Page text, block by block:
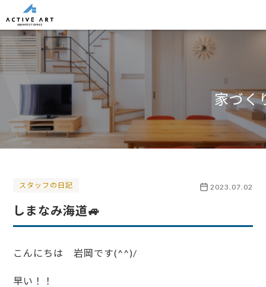
家づく
スタッフの日記 2023.07.02
しまなみ海道🚙
こんにちは 岩岡です(^^)/
早い！！